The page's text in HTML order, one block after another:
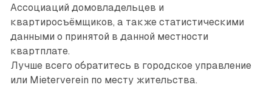
Ассоциаций домовладельцев и
квартиросъёмщиков, а также статистическими
данными о принятой в данной местности
квартплате.
Лучше всего обратитесь в городское управление
или Mieterverein по месту жительства.